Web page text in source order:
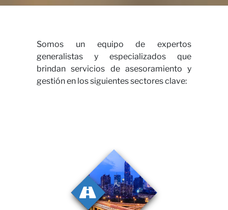
Somos un equipo de expertos
generalistas y especializados que
brindan servicios de asesoramiento y
gestión en los siguientes sectores clave: